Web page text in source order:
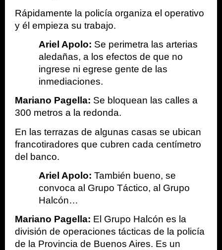
Rápidamente la policía organiza el operativo
y él empieza su trabajo.
Ariel Apolo: Se perimetra las arterias
aledañas, a los efectos de que no
ingrese ni egrese gente de las
inmediaciones.
Mariano Pagella: Se bloquean las calles a
300 metros a la redonda.
En las terrazas de algunas casas se ubican
francotiradores que cubren cada centímetro
del banco.
Ariel Apolo: También bueno, se
convoca al Grupo Táctico, al Grupo
Halcón…
Mariano Pagella: El Grupo Halcón es la
división de operaciones tácticas de la policía
de la Provincia de Buenos Aires. Es un